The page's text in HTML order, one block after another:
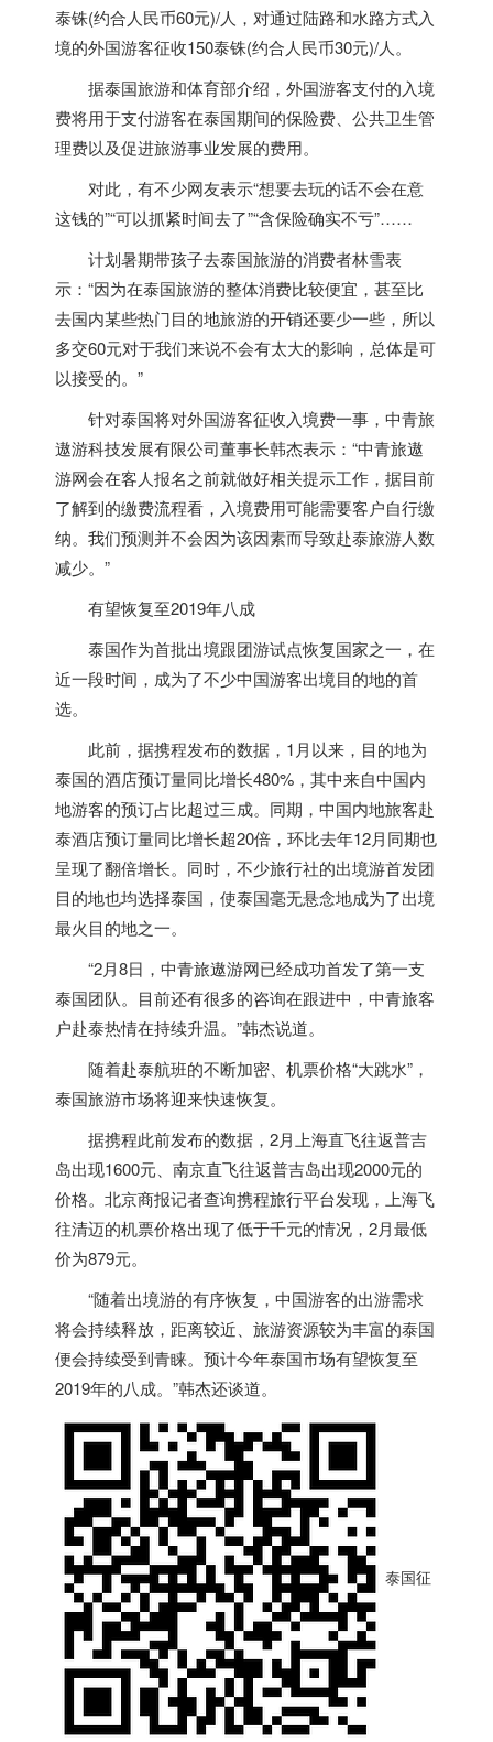
泰铢(约合人民币60元)/人，对通过陆路和水路方式入
境的外国游客征收150泰铢(约合人民币30元)/人。
据泰国旅游和体育部介绍，外国游客支付的入境
费将用于支付游客在泰国期间的保险费、公共卫生管
理费以及促进旅游事业发展的费用。
对此，有不少网友表示“想要去玩的话不会在意
这钱的”“可以抓紧时间去了”“含保险确实不亏”……
计划暑期带孩子去泰国旅游的消费者林雪表
示：“因为在泰国旅游的整体消费比较便宜，甚至比
去国内某些热门目的地旅游的开销还要少一些，所以
多交60元对于我们来说不会有太大的影响，总体是可
以接受的。”
针对泰国将对外国游客征收入境费一事， 中青旅
遨游科技发展有限公司董事长韩杰表示：“中青旅遨
游网会在客人报名之前就做好相关提示工作，据目前
了解到的缴费流程看，入境费用可能需要客户自行缴
纳。我们预测并不会因为该因素而导致赴泰旅游人数
减少。”
有望恢复至2019年八成
泰国作为首批出境跟团游试点恢复国家之一，在
近一段时间，成为了不少中国游客出境目的地的首
选。
此前，据携程发布的数据，1月以来，目的地为
泰国的酒店预订量同比增长480%，其中来自中国内
地游客的预订占比超过三成。同期，中国内地旅客赴
泰酒店预订量同比增长超20倍，环比去年12月同期也
呈现了翻倍增长。同时，不少旅行社的出境游首发团
目的地也均选择泰国 ，使泰国毫无悬念地成为了出境
最火目的地之一。
“2月8日，中青旅遨游网已经成功首发了第一支
泰国团队。目前还有很多的咨询在跟进中，中青旅客
户赴泰热情在持续升温。”韩杰说道。
随着赴泰航班的不断加密、机票价格“大跳水”，
泰国旅游市场将迎来快速恢复。
据携程此前发布的数据，2月上海直飞往返普吉
岛出现1600元、南京直飞往返普吉岛出现2000元的
价格。北京商报记者查询携程旅行平台发现，上海飞
往清迈的机票价格出现了低于千元的情况，2月最低
价为879元。
“随着出境游的有序恢复，中国游客的出游需求
将会持续释放，距离较近、旅游资源较为丰富的泰国
便会持续受到青睐。预计今年泰国市场有望恢复至
2019年的八成。”韩杰还谈道。
泰国征